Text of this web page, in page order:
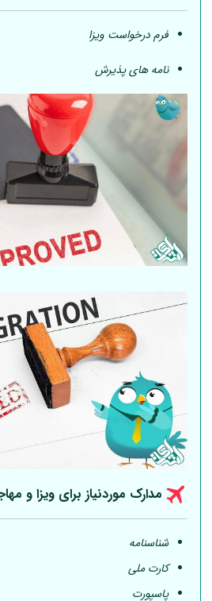
فرم درخواست ویزا
نامه های پذیرش
مدارک موردنیاز برای ویزا و
شناسنامه
کارت ملی
پاسپورت